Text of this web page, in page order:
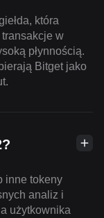
która
w
płynnością.
Bitget jako
inne tokeny
analiz i
użytkownika